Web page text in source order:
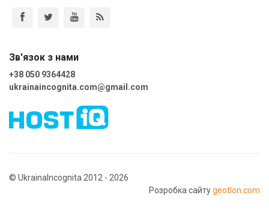
Зв'язок з нами
+38 050 9364428
ukrainaincognita.com@gmail.com
© UkrainaIncognita 2012 - 2026
Розробка сайтуgeotlon.com